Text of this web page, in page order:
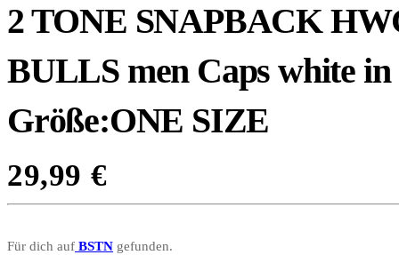
2 TONE SNAPBACK
BULLS men Caps white in
Größe:ONE SIZE
29,99 €
Für dich auf BSTN gefunden.